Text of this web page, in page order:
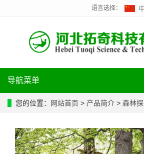
语言选择：
导航菜单
您的位置： 网站首页 > 产品简介 > 森林